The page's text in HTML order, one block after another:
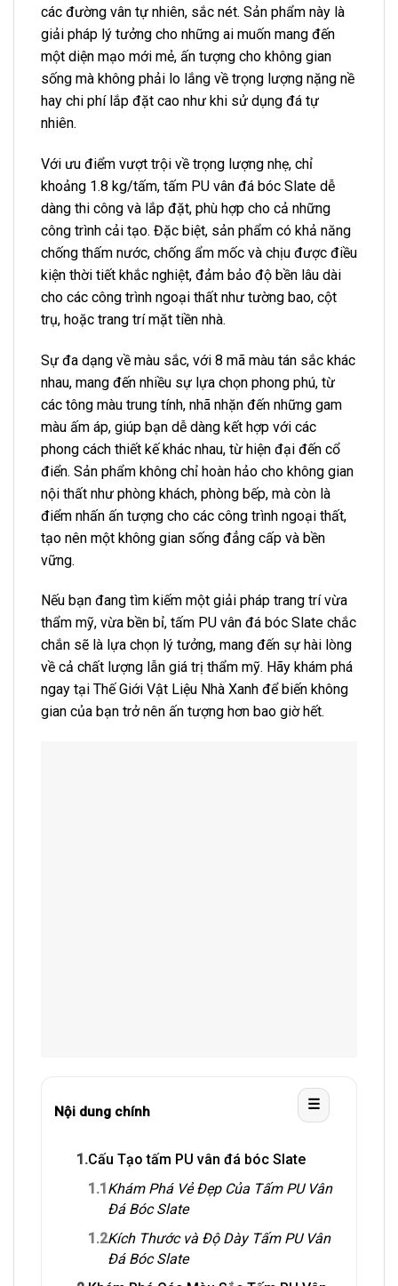
các đường vân tự nhiên, sắc nét. Sản phẩm này là
giải pháp lý tưởng cho những ai muốn mang đến
một diện mạo mới mẻ, ấn tượng cho không gian
sống mà không phải lo lắng về trọng lượng nặng nề
hay chi phí lắp đặt cao như khi sử dụng đá tự
nhiên.
Với ưu điểm vượt trội về trọng lượng nhẹ, chỉ
khoảng 1.8 kg/tấm, tấm PU vân đá bóc Slate dễ
dàng thi công và lắp đặt, phù hợp cho cả những
công trình cải tạo. Đặc biệt, sản phẩm có khả năng
chống thấm nước, chống ẩm mốc và chịu được điều
kiện thời tiết khắc nghiệt, đảm bảo độ bền lâu dài
cho các công trình ngoại thất như tường bao, cột
trụ, hoặc trang trí mặt tiền nhà.
Sự đa dạng về màu sắc, với 8 mã màu tán sắc khác
nhau, mang đến nhiều sự lựa chọn phong phú, từ
các tông màu trung tính, nhã nhặn đến những gam
màu ấm áp, giúp bạn dễ dàng kết hợp với các
phong cách thiết kế khác nhau, từ hiện đại đến cổ
điển. Sản phẩm không chỉ hoàn hảo cho không gian
nội thất như phòng khách, phòng bếp, mà còn là
điểm nhấn ấn tượng cho các công trình ngoại thất,
tạo nên một không gian sống đẳng cấp và bền
vững.
Nếu bạn đang tìm kiếm một giải pháp trang trí vừa
thẩm mỹ, vừa bền bỉ, tấm PU vân đá bóc Slate chắc
chắn sẽ là lựa chọn lý tưởng, mang đến sự hài lòng
về cả chất lượng lẫn giá trị thẩm mỹ. Hãy khám phá
ngay tại Thế Giới Vật Liệu Nhà Xanh để biến không
gian của bạn trở nên ấn tượng hơn bao giờ hết.
Nội dung chính ☰
1.Cấu Tạo tấm PU vân đá bóc Slate
1.1 Khám Phá Vẻ Đẹp Của Tấm PU Vân
Đá Bóc Slate
1.2Kích Thước và Độ Dày Tấm PU Vân
Đá Bóc Slate